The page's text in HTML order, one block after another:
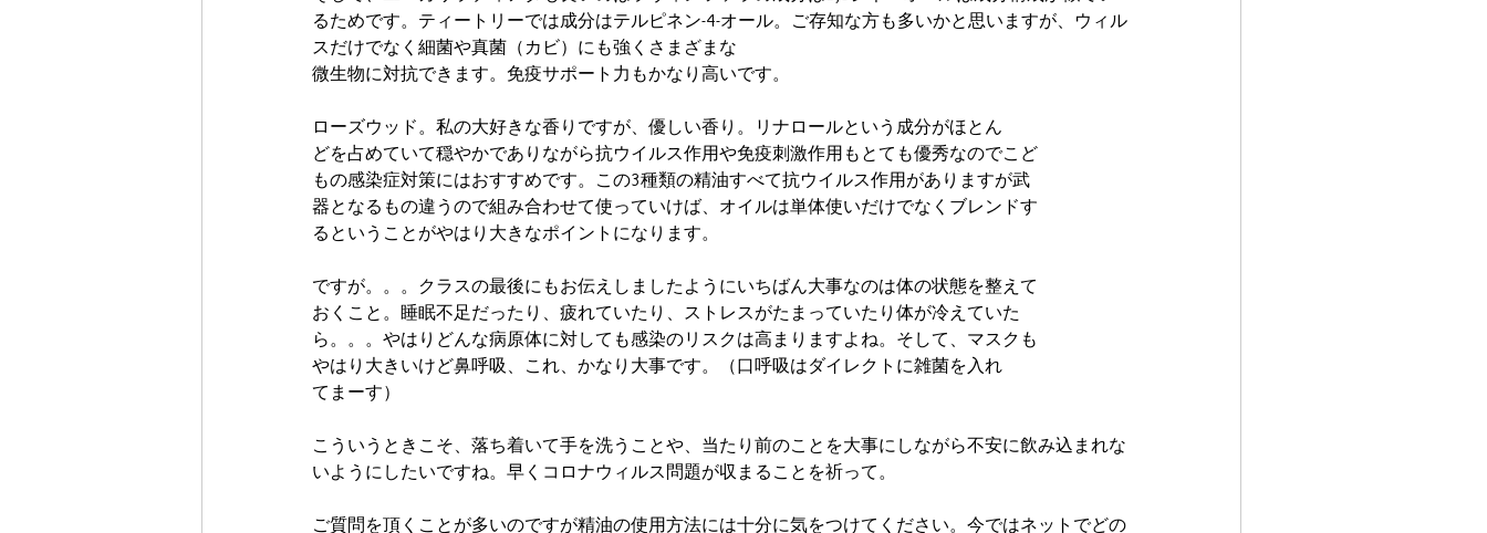
るためです。ティートリーでは成分はテルピネン-4-オール。ご存知な方も多いかと思いますが、ウィル
スだけでなく細菌や真菌（カビ）にも強くさまざまな
微生物に対抗できます。免疫サポート力もかなり高いです。
ローズウッド。私の大好きな香りですが、優しい香り。リナロールという成分がほとん
どを占めていて穏やかでありながら抗ウイルス作用や免疫刺激作用もとても優秀なのでこど
もの感染症対策にはおすすめです。この3種類の精油すべて抗ウイルス作用がありますが武
器となるもの違うので組み合わせて使っていけば、オイルは単体使いだけでなくブレンドす
るということがやはり大きなポイントになります。
ですが。。。クラスの最後にもお伝えしましたようにいちばん大事なのは体の状態を整えて
おくこと。睡眠不足だったり、疲れていたり、ストレスがたまっていたり体が冷えていた
ら。。。やはりどんな病原体に対しても感染のリスクは高まりますよね。そして、マスクも
やはり大きいけど鼻呼吸、これ、かなり大事です。（口呼吸はダイレクトに雑菌を入れ
てまーす）
こういうときこそ、落ち着いて手を洗うことや、当たり前のことを大事にしながら不安に飲み込まれな
いようにしたいですね。早くコロナウィルス問題が収まることを祈って。
ご質問を頂くことが多いのですが精油の使用方法には十分に気をつけてください。今ではネットでどの